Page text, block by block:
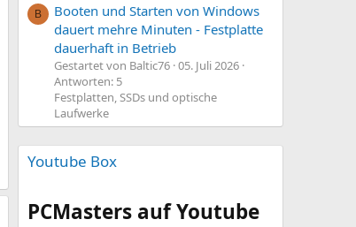
B
Booten und Starten von Windows
dauert mehre Minuten - Festplatte
dauerhaft in Betrieb
Gestartet von Baltic76 05. Juli 2026
Antworten: 5
Festplatten, SSDs und optische
Laufwerke
Youtube Box
PCMasters auf Youtube